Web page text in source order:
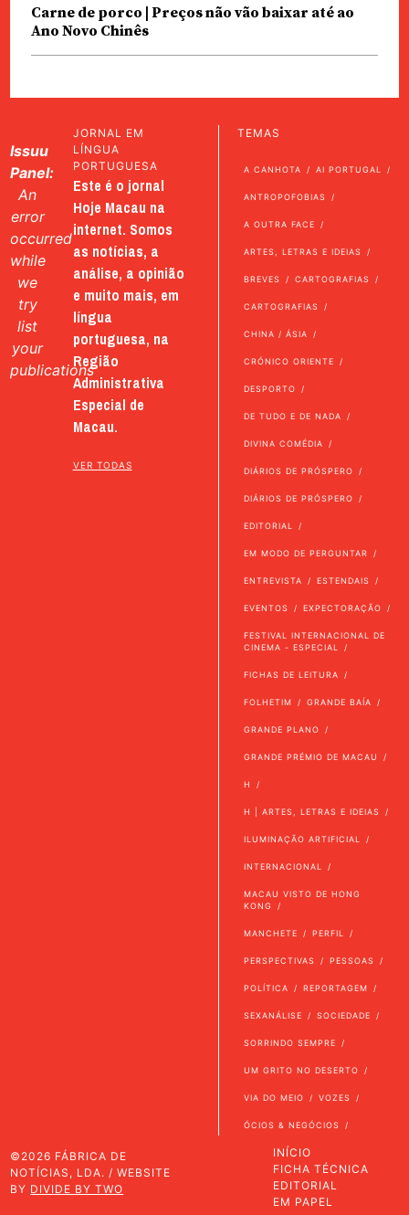
Carne de porco | Preços não vão baixar até ao
Ano Novo Chinês
Issuu
Panel:
An
error
occurred
while
we
try
list
your
publications
JORNAL EM
LÍNGUA
PORTUGUESA
Este é o jornal
Hoje Macau na
internet. Somos
as notícias, a
análise, a opinião
e muito mais, em
língua
portuguesa, na
Região
Administrativa
Especial de
Macau.
VER TODAS
TEMAS
A CANHOTA AI PORTUGAL
ANTROPOFOBIAS
A OUTRA FACE
ARTES, LETRAS E IDEIAS
BREVES CARTOGRAFIAS
CARTOGRAFIAS
CHINA / ÁSIA
CRÓNICO ORIENTE
DESPORTO
DE TUDO E DE NADA
DIVINA COMÉDIA
DIÁRIOS DE PRÓSPERO
DIÁRIOS DE PRÓSPERO
EDITORIAL
EM MODO DE PERGUNTAR
ENTREVISTA ESTENDAIS
EVENTOS EXPECTORAÇÃO
FESTIVAL INTERNACIONAL DE
CINEMA - ESPECIAL
FICHAS DE LEITURA
FOLHETIM GRANDE BAÍA
GRANDE PLANO
GRANDE PRÉMIO DE MACAU
H
H | ARTES, LETRAS E IDEIAS
ILUMINAÇÃO ARTIFICIAL
INTERNACIONAL
MACAU VISTO DE HONG
KONG
MANCHETE PERFIL
PERSPECTIVAS PESSOAS
POLÍTICA REPORTAGEM
SEXANÁLISE SOCIEDADE
SORRINDO SEMPRE
UM GRITO NO DESERTO
VIA DO MEIO VOZES
ÓCIOS & NEGÓCIOS
©2026 FÁBRICA DE
NOTÍCIAS, LDA. / WEBSITE
BY DIVIDE BY TWO
INÍCIO
FICHA TÉCNICA
EDITORIAL
EM PAPEL